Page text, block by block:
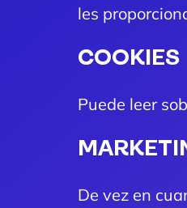
les
COOKIES
Puede leer
De vez en